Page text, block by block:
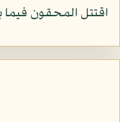
اقتتل المحقون فيما